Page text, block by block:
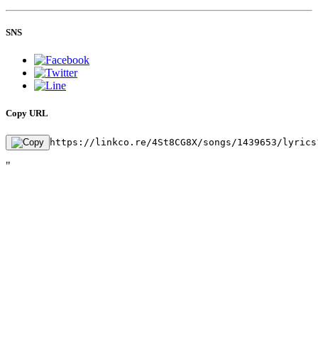
SNS
Copy URL
https://linkco.re/4St8CG8X/songs/1439653/
"